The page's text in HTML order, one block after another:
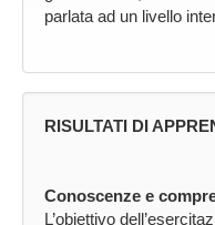
parlata ad un livello
RISULTATI DI
Conoscenze e
L’obiettivo